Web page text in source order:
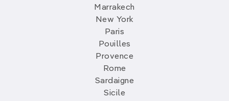
Marrakech
New York
Paris
Pouilles
Provence
Rome
Sardaigne
Sicile